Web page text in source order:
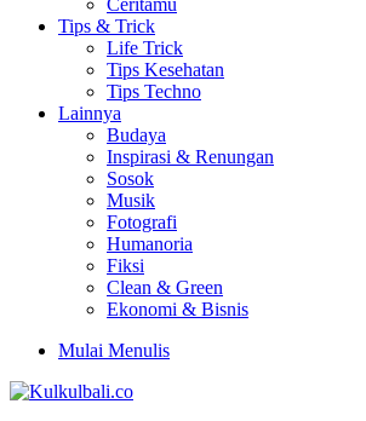
Ceritamu
Tips & Trick
Life Trick
Tips Kesehatan
Tips Techno
Lainnya
Budaya
Inspirasi & Renungan
Sosok
Musik
Fotografi
Humanoria
Fiksi
Clean & Green
Ekonomi & Bisnis
Mulai Menulis